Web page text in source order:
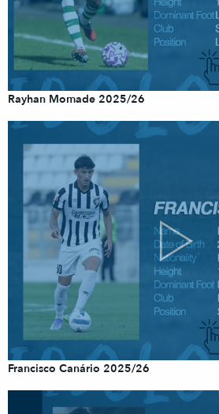
Rayhan Momade 2025/26
Francisco Canário 2025/26